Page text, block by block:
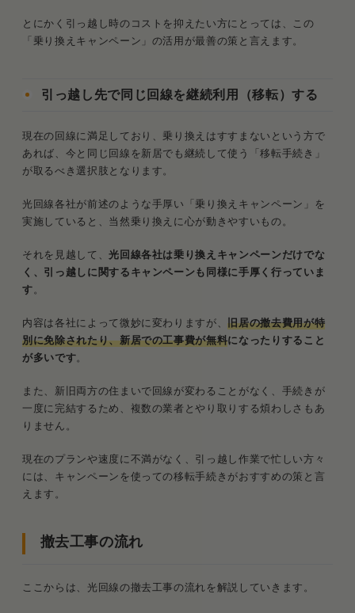
とにかく引っ越し時のコストを抑えたい方にとっては、この
「乗り換えキャンペーン」の活用が最善の策と言えます。
引っ越し先で同じ回線を継続利用（移転）する
現在の回線に満足しており、乗り換えはすすまないという方で
あれば、今と同じ回線を新居でも継続して使う「移転手続き」
が取るべき選択肢となります。
光回線各社が前述のような手厚い「乗り換えキャンペーン」を
実施していると、当然乗り換えに心が動きやすいもの。
それを見越して、光回線各社は乗り換えキャンペーンだけでな
く、引っ越しに関するキャンペーンも同様に手厚く行っていま
す。
内容は各社によって微妙に変わりますが、旧居の撤去費用が特
別に免除されたり、新居での工事費が無料になったりすること
が多いです。
また、新旧両方の住まいで回線が変わることがなく、手続きが
一度に完結するため、複数の業者とやり取りする煩わしさもあ
りません。
現在のプランや速度に不満がなく、引っ越し作業で忙しい方々
には、キャンペーンを使っての移転手続きがおすすめの策と言
えます。
撤去工事の流れ
ここからは、光回線の撤去工事の流れを解説していきます。